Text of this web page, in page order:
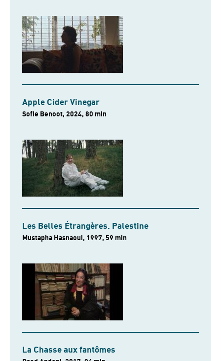
Apple Cider Vinegar
Sofie Benoot, 2024, 80 min
Les Belles Étrangères. Palestine
Mustapha Hasnaoui, 1997, 59 min
La Chasse aux fantômes